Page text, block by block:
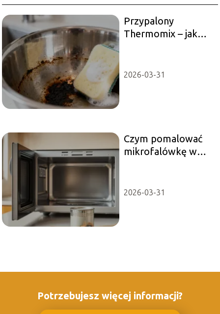
Przypalony
Thermomix – jak
2026-03-31
Czym pomalować
mikrofalówkę w
2026-03-31
Potrzebujesz więcej informacji?